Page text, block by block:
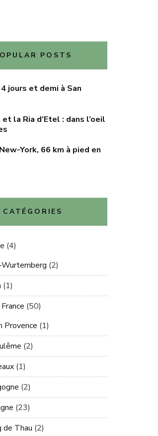
POSTS
jours et demi à San
la Ria d’Etel : dans l’oeil
York, 66 km à pied en
CATÉGORIES
(4)
Wurtemberg (2)
(1)
(50)
Provence (1)
(2)
(1)
(2)
(23)
de Thau (2)